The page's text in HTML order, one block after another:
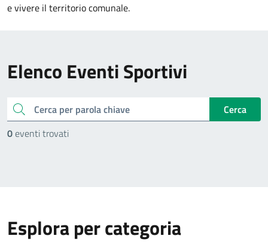
e vivere il territorio comunale.
Elenco Eventi Sportivi
cerca
Cerca
0eventi trovati
Esplora per categoria